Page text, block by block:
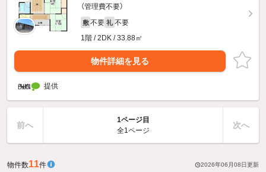
（管理費不要）
敷 不要 礼 不要
1階 / 2DK / 33.88㎡
物件詳細を見る
提供
前へ
1ページ目
全1ページ
次へ
物件数11件 2026年06月08日更新